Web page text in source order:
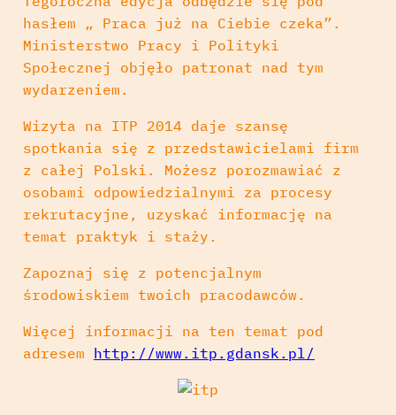
hasłem „ Praca już na Ciebie czeka”.
Ministerstwo Pracy i Polityki
Społecznej objęło patronat nad tym
wydarzeniem.
Wizyta na ITP 2014 daje szansę
spotkania się z przedstawicielami firm
z całej Polski. Możesz porozmawiać z
osobami odpowiedzialnymi za procesy
rekrutacyjne, uzyskać informację na
temat praktyk i staży.
Zapoznaj się z potencjalnym
środowiskiem twoich pracodawców.
Więcej informacji na ten temat pod
adresem http://www.itp.gdansk.pl/